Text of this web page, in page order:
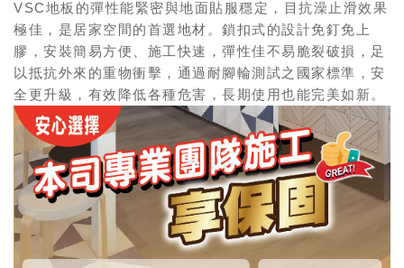
VSC地板的彈性能緊密與地面貼服穩定，目抗澡止滑效果
極佳，是居家空間的首選地材。鎖扣式的設計免釘免上
膠，安裝簡易方便、施工快速，彈性佳不易脆裂破損，足
以抵抗外來的重物衝擊，通過耐腳輪測試之國家標準，安
全更升級，有效降低各種危害，長期使用也能完美如新。